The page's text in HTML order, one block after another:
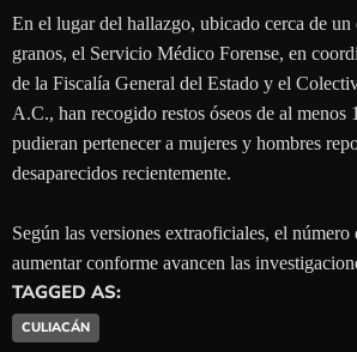
En el lugar del hallazgo, ubicado cerca de un
granos, el Servicio Médico Forense, en
de la Fiscalía General del Estado y el
A.C., han recogido restos óseos de al menos
pudieran pertenecer a mujeres y hombres
desaparecidos recientemente.
Según las versiones extraoficiales, el número
aumentar conforme avancen las
TAGGED AS:
CULIACÁN